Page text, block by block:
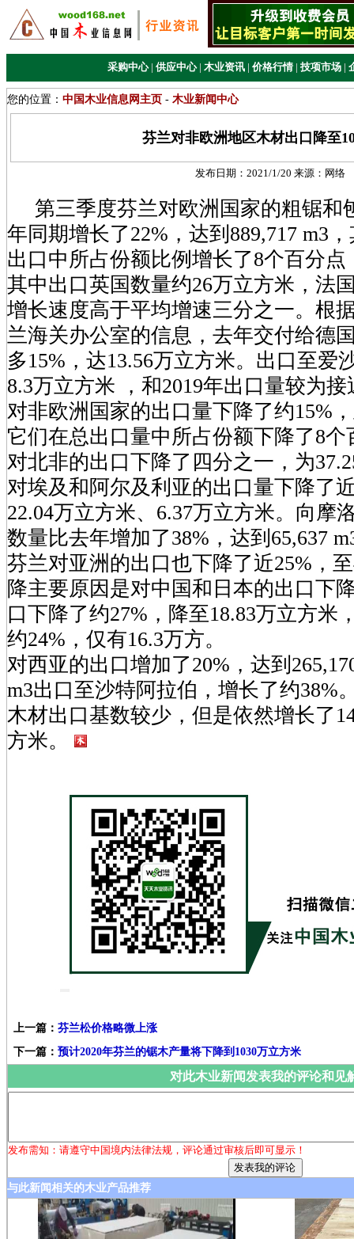
采购中心 | 供应中心 | 木业资讯 | 价格行情 | 技项市场 |
您的位置： 中国木业信息网主页 - 木业新闻中心
芬兰对非欧洲地区木材出口降至
发布日期：2021/1/20 来源： 网络
第三季度芬兰对欧洲国家的粗锯和
年同期增长了22%，达到889,717 m3
出口中所占份额比例增长了8个百分点
其中出口英国数量约26万立方米，法
增长速度高于平均增速三分之一。根
兰海关办公室的信息，去年交付给德
多15%，达13.56万立方米。出口至爱
8.3万立方米 ，和2019年出口量较为接
对非欧洲国家的出口量下降了约15%
它们在总出口量中所占份额下降了8个
对北非的出口下降了四分之一，为
对埃及和阿尔及利亚的出口量下降了
22.04万立方米、6.37万立方米。向摩
数量比去年增加了38%，达到65,637
芬兰对亚洲的出口也下降了近25%，
降主要原因是对中国和日本的出口下
口下降了约27%，降至18.83万立方米
约24%，仅有16.3万方。
对西亚的出口增加了20%，达到
m3出口至沙特阿拉伯，增长了约38%
木材出口基数较少，但是依然增长了
方米。
上一篇： 芬兰松价格略微上涨
下一篇： 预计2020年芬兰的锯木产量将下降到1030万立方米
对此木业新闻发表我的评论和见
发布需知：请遵守中国境内法律法规，评论通过审核后即可显示！
与此新闻相关的木业产品推荐